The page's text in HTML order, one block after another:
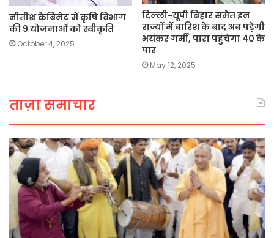
नीतीश कैबिनेट में कृषि विभाग
की 9 योजनाओं को स्वीकृति
October 4, 2025
दिल्ली-यूपी बिहार समेत इन
राज्यों में बारिश के बाद अब पड़ेगी
भयंकर गर्मी, पारा पहुंचेगा 40 के
पार
May 12, 2025
ताज़ा समाचार